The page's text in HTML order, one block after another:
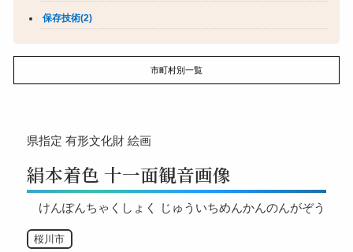
保存技術(2)
市町村別一覧
県指定 有形文化財 絵画
絹本着色 十一面観音画像
けんぽんちゃくしょく じゅういちめんかんのんがぞう
桜川市